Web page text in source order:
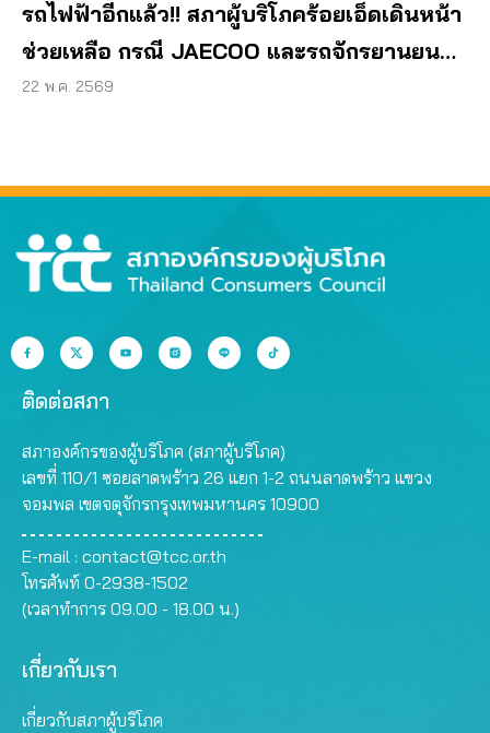
รถไฟฟ้าอีกแล้ว!! สภาผู้บริโภคร้อยเอ็ดเดินหน้า
ช่วยเหลือ กรณี JAECOO และรถจักรยานยนต์
ค้างสต๊อก
22 พ.ค. 2569
ติดต่อสภา
สภาองค์กรของผู้บริโภค (สภาผู้บริโภค)
เลขที่ 110/1 ซอยลาดพร้าว 26 แยก 1-2 ถนนลาดพร้าว แขวง
จอมพล เขตจตุจักรกรุงเทพมหานคร 10900
E-mail : contact@tcc.or.th
โทรศัพท์ 0-2938-1502
(เวลาทำการ 09.00 - 18.00 น.)
เกี่ยวกับเรา
เกี่ยวกับสภาผู้บริโภค